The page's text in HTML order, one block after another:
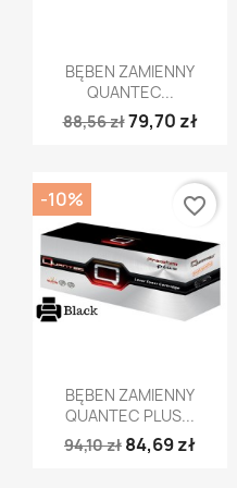
Szybki podgląd
BĘBEN ZAMIENNY
QUANTEC...
88,56 zł79,70 zł
Szybki podgląd
BĘBEN ZAMIENNY
QUANTEC PLUS...
94,10 zł 84,69 zł
-10% favorite_border